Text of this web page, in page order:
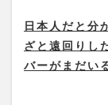
日本人だと分
ざと遠回りし
バーがまだい